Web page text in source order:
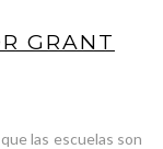
GRANT
las escuelas son